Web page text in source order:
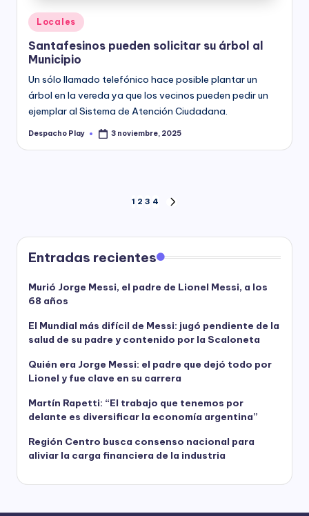
Posted
in
Locales
Santafesinos pueden solicitar su árbol al
Municipio
Un sólo llamado telefónico hace posible plantar un
árbol en la vereda ya que los vecinos pueden pedir un
ejemplar al Sistema de Atención Ciudadana.
Posted
Despacho Play 3 noviembre, 2025
de
entradas
1 2 3 4
Entradas recientes
Murió Jorge Messi, el padre de Lionel Messi, a los
68 años
El Mundial más difícil de Messi: jugó pendiente de la
salud de su padre y contenido por la Scaloneta
Quién era Jorge Messi: el padre que dejó todo por
Lionel y fue clave en su carrera
Martín Rapetti: “El trabajo que tenemos por
delante es diversificar la economía argentina”
Región Centro busca consenso nacional para
aliviar la carga financiera de la industria